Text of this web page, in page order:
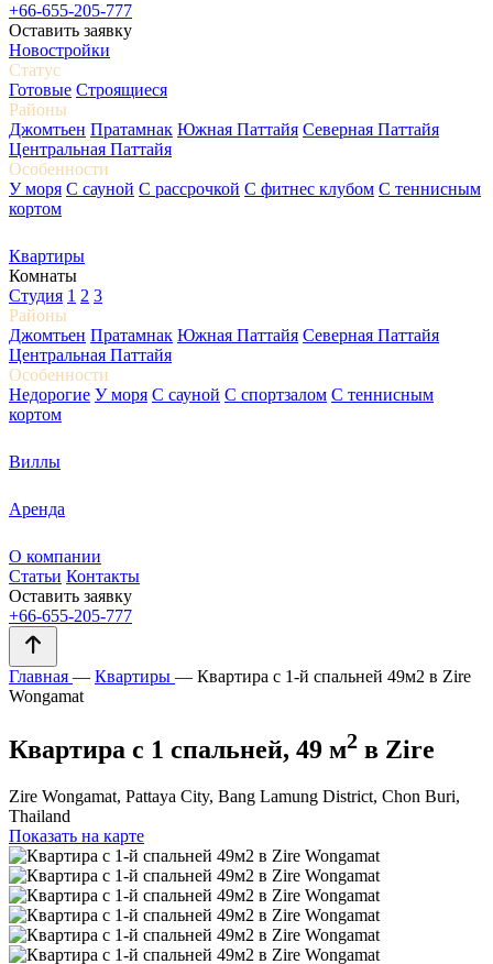
+66-655-205-777
Оставить заявку
Новостройки
Статус
Готовые Строящиеся
Районы
Джомтьен Пратамнак Южная Паттайя Северная Паттайя
Центральная Паттайя
Особенности
У моря С сауной С рассрочкой С фитнес клубом С теннисным
кортом
Квартиры
Комнаты
Студия 1 2 3
Районы
Джомтьен Пратамнак Южная Паттайя Северная Паттайя
Центральная Паттайя
Особенности
Недорогие У моря С сауной С спортзалом С теннисным
кортом
Виллы
Аренда
О компании
Статьи Контакты
Оставить заявку
+66-655-205-777
Главная — Квартиры — Квартира с 1-й спальней 49м2 в Zire
Wongamat
Квартира с 1 спальней, 49 м2 в Zire
Zire Wongamat, Pattaya City, Bang Lamung District, Chon Buri,
Thailand
Показать на карте